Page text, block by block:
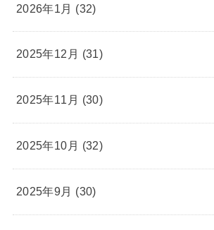
2026年1月 (32)
2025年12月 (31)
2025年11月 (30)
2025年10月 (32)
2025年9月 (30)